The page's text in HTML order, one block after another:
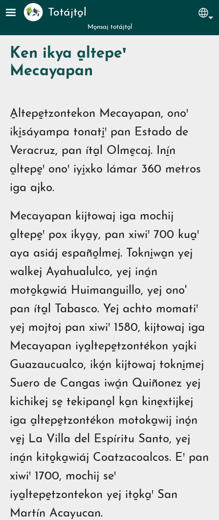
Pasar al contenido principal
Totájto̱l
Mo̱nsaj totájto̱l
Ken ikya a̱ltepeꞌ
Mecayapan
A̱ltepe̱tzontekon Mecayapan, onoꞌ
iki̱sáyampa tonati̱ꞌ pan Estado de
Veracruz, pan íta̱l Olme̱caj. Iní̱n
a̱ltepe̱ꞌ onoꞌ iyi̱xko lámar 360 metros
iga ajko.
Mecayapan kijtowaj iga mochij
a̱ltepe̱ꞌ pox ikya̱y, pan xiwiꞌ 700 kua̱ꞌ
aya asiáj españo̱lmej. Tokni̱wa̱n yej
walkej Ayahualulco, yej iná̱n
moto̱ka̱wiá Huimanguillo, yej ono'
pan íta̱l Tabasco. Yej achto momatiꞌ
yej mojtoj pan xiwiꞌ 1580, kijtowaj iga
Mecayapan iya̱ltepe̱tzontékon yajki
Guazaucualco, ikó̱n kijtowaj tokni̱mej
Suero de Cangas iwá̱n Quiñonez yej
kichikej se̱ tekipano̱l ka̱n kine̱xtijkej
iga a̱ltepe̱tzontékon motoka̱wij inó̱n
ve̱j La Villa del Espíritu Santo, yej
iná̱n kito̱ka̱wiáj Coatzacoalcos. Eꞌ pan
xiwiꞌ 1700, mochij seꞌ
iya̱ltepe̱tzontekon yej ito̱ka̱ꞌ San
Martín Acayucan.